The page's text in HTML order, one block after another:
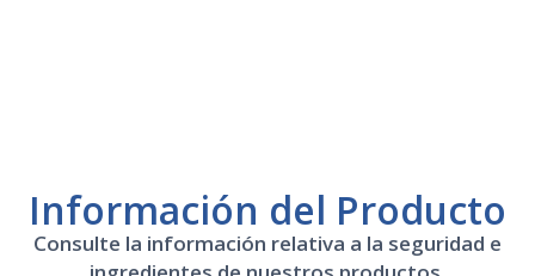
Información del Producto
Consulte la información relativa a la seguridad e